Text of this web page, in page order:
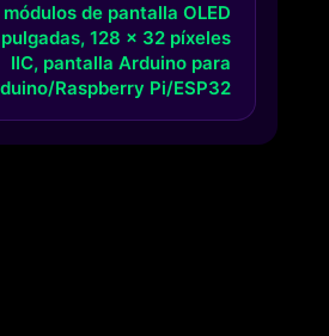
módulos de pantalla OLED
128 x 32 píxeles
IIC, pantalla Arduino para
Raspberry Pi/ESP32